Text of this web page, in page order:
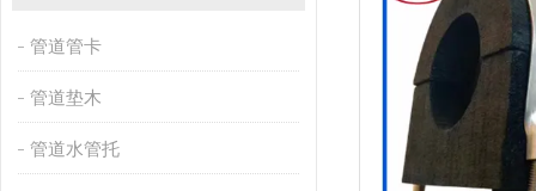
管道管卡
管道垫木
管道水管托